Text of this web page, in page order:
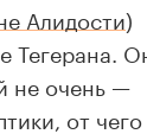
Алидости)
Тегерана.
не очень —
от чего